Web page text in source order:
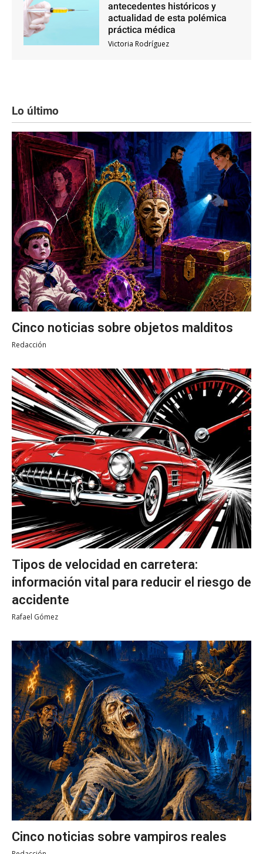
antecedentes históricos y
actualidad de esta polémica
práctica médica
Victoria Rodríguez
Lo último
Cinco noticias sobre objetos malditos
Redacción
Tipos de velocidad en carretera:
información vital para reducir el riesgo de
accidente
Rafael Gómez
Cinco noticias sobre vampiros reales